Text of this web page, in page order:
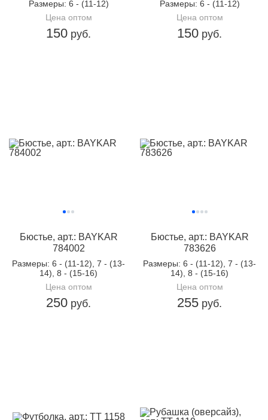
Размеры: 6 - (11-12)
Цена оптом
150 руб.
Размеры: 6 - (11-12)
Цена оптом
150 руб.
Бюстье, арт.: BAYKAR
784002
Размеры: 6 - (11-12), 7 - (13-
14), 8 - (15-16)
Цена оптом
250 руб.
Бюстье, арт.: BAYKAR
783626
Размеры: 6 - (11-12), 7 - (13-
14), 8 - (15-16)
Цена оптом
255 руб.